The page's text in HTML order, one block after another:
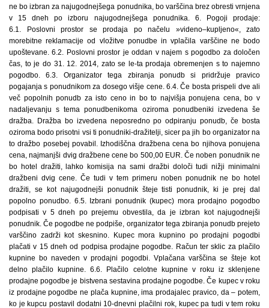
ne bo izbran za najugodnejšega ponudnika, bo varščina brez obresti vrnjena
v 15 dneh po izboru najugodnejšega ponudnika. 6. Pogoji prodaje:
6.1. Poslovni prostor se prodaja po načelu »videno–kupljeno«, zato
morebitne reklamacije od vložitve ponudbe in vplačila varščine ne bodo
upoštevane. 6.2. Poslovni prostor je oddan v najem s pogodbo za določen
čas, to je do 31. 12. 2014, zato se le-ta prodaja obremenjen s to najemno
pogodbo. 6.3. Organizator tega zbiranja ponudb si pridržuje pravico
pogajanja s ponudnikom za dosego višje cene. 6.4. Če bosta prispeli dve ali
več popolnih ponudb za isto ceno in bo to najvišja ponujena cena, bo v
nadaljevanju s tema ponudbenikoma oziroma ponudbeniki izvedena še
dražba. Dražba bo izvedena neposredno po odpiranju ponudb, če bosta
oziroma bodo prisotni vsi ti ponudniki-dražitelji, sicer pa jih bo organizator na
to dražbo posebej povabil. Izhodiščna dražbena cena bo njihova ponujena
cena, najmanjši dvig dražbene cene bo 500,00 EUR. Če noben ponudnik ne
bo hotel dražiti, lahko komisija na sami dražbi določi tudi nižji minimalni
dražbeni dvig cene. Če tudi v tem primeru noben ponudnik ne bo hotel
dražiti, se kot najugodnejši ponudnik šteje tisti ponudnik, ki je prej dal
popolno ponudbo. 6.5. Izbrani ponudnik (kupec) mora prodajno pogodbo
podpisati v 5 dneh po prejemu obvestila, da je izbran kot najugodnejši
ponudnik. Če pogodbe ne podpiše, organizator tega zbiranja ponudb prejeto
varščino zadrži kot skesnino. Kupec mora kupnino po prodajni pogodbi
plačati v 15 dneh od podpisa prodajne pogodbe. Račun ter sklic za plačilo
kupnine bo naveden v prodajni pogodbi. Vplačana varščina se šteje kot
delno plačilo kupnine. 6.6. Plačilo celotne kupnine v roku iz sklenjene
prodajne pogodbe je bistvena sestavina prodajne pogodbe. Če kupec v roku
iz prodajne pogodbe ne plača kupnine, ima prodajalec pravico, da – potem,
ko je kupcu postavil dodatni 10-dnevni plačilni rok, kupec pa tudi v tem roku